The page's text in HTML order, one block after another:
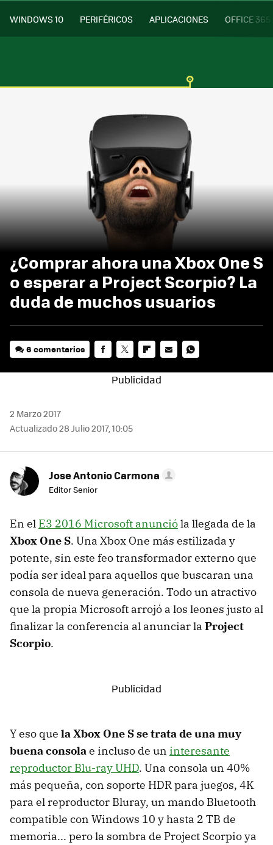
WINDOWS 10 PERIFÉRICOS APLICACIONES OFFICE 365
¿Comprar ahora una Xbox One S
o esperar a Project Scorpio? La
duda de muchos usuarios
6 comentarios
MAIL
2 Marzo 2017
Actualizado 28 Julio 2017, 10:05
Jose Antonio Carmona
Editor Senior
En el E3 2016 Microsoft anuncióla llegada de la
Xbox One S. Una Xbox One más estilizada y
potente, sin este feo transformador externo que
podía ser ideal para aquellos que buscaran una
consola de nueva generación. Todo un atractivo
que la propia Microsoft arrojó a los leones justo al
finalizar la conferencia al anunciar la Project
Scorpio.
Y eso que la Xbox One S se trata de una muy
buena consolae incluso de un interesante
reproductor Blu-ray UHD. Una consola un 40%
más pequeña, con soporte HDR para juegos, 4K
para el reproductor Bluray, un mando Bluetooth
compatible con Windows 10 y hasta 2 TB de
memoria... pero la sombra de Project Scorpio ya